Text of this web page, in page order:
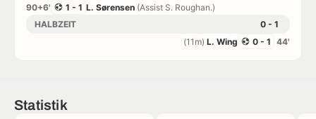
90+6' 1 - 1 L. Sørensen (Assist S. Roughan.)
HALBZEIT
0 - 1
44'
0 - 1
(11m) L. Wing
Statistik